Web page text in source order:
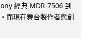
經典 MDR-7506 到
而現在舞台製作者與創